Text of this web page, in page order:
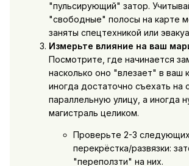
"пульсирующий" затор.
"свободные" полосы на карте
заняты спецтехникой или
Измерьте влияние на ваш
Посмотрите, где начинается
насколько оно "влезает" в ваш
иногда достаточно съехать на
параллельную улицу, а иногда
магистраль целиком.
Проверьте 2-3 следующих
перекрёстка/развязки:
"переползти" на них.